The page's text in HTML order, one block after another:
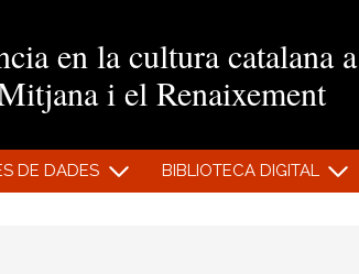
en la cultura catalana a
i el Renaixement
DE DADES BIBLIOTECA DIGITAL